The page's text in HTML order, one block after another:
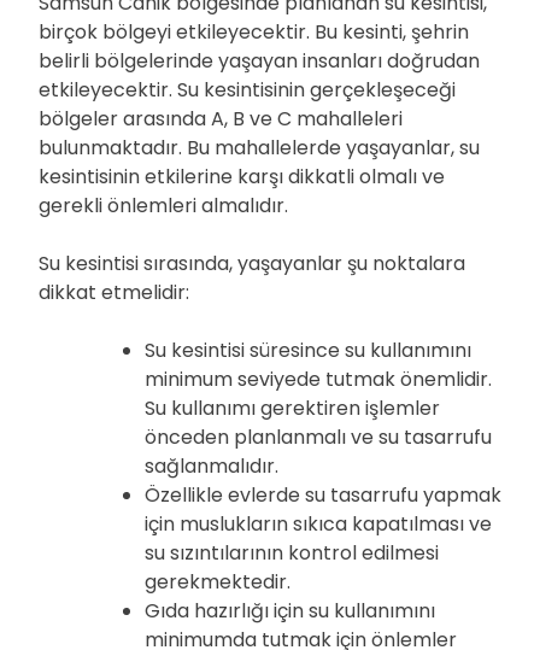
birçok bölgeyi etkileyecektir. Bu kesinti, şehrin
belirli bölgelerinde yaşayan insanları doğrudan
etkileyecektir. Su kesintisinin gerçekleşeceği
bölgeler arasında A, B ve C mahalleleri
bulunmaktadır. Bu mahallelerde yaşayanlar, su
kesintisinin etkilerine karşı dikkatli olmalı ve
gerekli önlemleri almalıdır.
Su kesintisi sırasında, yaşayanlar şu noktalara
dikkat etmelidir:
Su kesintisi süresince su kullanımını
minimum seviyede tutmak önemlidir.
Su kullanımı gerektiren işlemler
önceden planlanmalı ve su tasarrufu
sağlanmalıdır.
Özellikle evlerde su tasarrufu yapmak
için muslukların sıkıca kapatılması ve
su sızıntılarının kontrol edilmesi
gerekmektedir.
Gıda hazırlığı için su kullanımını
minimumda tutmak için önlemler